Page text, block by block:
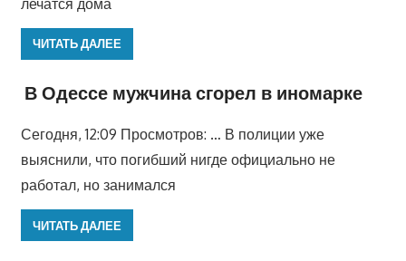
ЧИТАТЬ ДАЛЕЕ
В Одессе мужчина сгорел в иномарке
Сегодня, 12:09 Просмотров: … В полиции уже
выяснили, что погибший нигде официально не
работал, но занимался
ЧИТАТЬ ДАЛЕЕ